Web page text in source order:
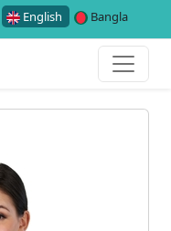
English Bangla